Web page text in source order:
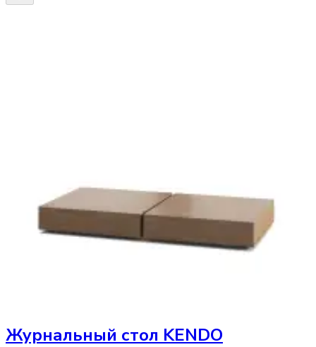
Журнальный стол KENDO